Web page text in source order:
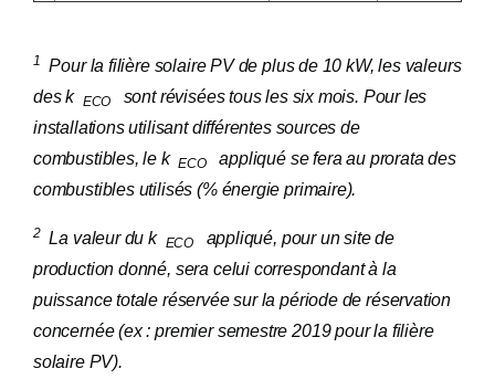
1 Pour la filière solaire PV de plus de 10 kW, les valeurs
des k ECO
sont révisées tous les six mois. Pour les
installations utilisant différentes sources de
combustibles, le k ECOappliqué se fera au prorata des
combustibles utilisés (% énergie primaire).
2La valeur du k ECO
appliqué, pour un site de
production donné, sera celui correspondant à la
puissance totale réservée sur la période de réservation
concernée (ex : premier semestre 2019 pour la filière
solaire PV).